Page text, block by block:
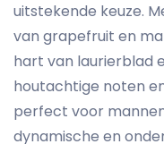
uitstekende keuze.
van grapefruit en
hart van laurierblad
houtachtige noten
perfect voor
dynamische en